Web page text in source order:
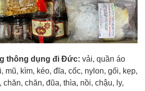
thông dụng đi Đức: vải, quần áo
mũ, kìm, kéo, đĩa, cốc, nylon, gối, kẹp,
chăn, chăn, đũa, thìa, nồi, chậu, ly,